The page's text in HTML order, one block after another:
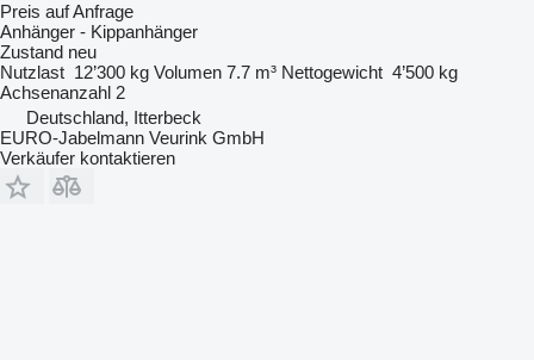
Preis auf Anfrage
Anhänger - Kippanhänger
Zustand neu
Nutzlast 12’300 kg Volumen 7.7 m³ Nettogewicht 4’500 kg
Achsenanzahl 2
Deutschland, Itterbeck
EURO-Jabelmann Veurink GmbH
Verkäufer kontaktieren